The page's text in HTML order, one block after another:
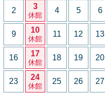
2 3
休館
4 5 6
9 10
休館
11 12 13
16 17
休館
18 19 20
23 24
休館
25 26 27